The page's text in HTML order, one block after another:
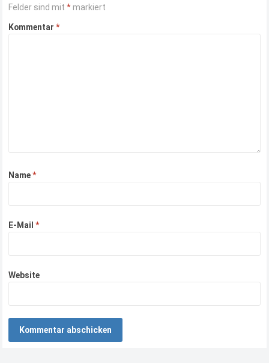
Felder sind mit* markiert
Kommentar*
Name*
E-Mail*
Website